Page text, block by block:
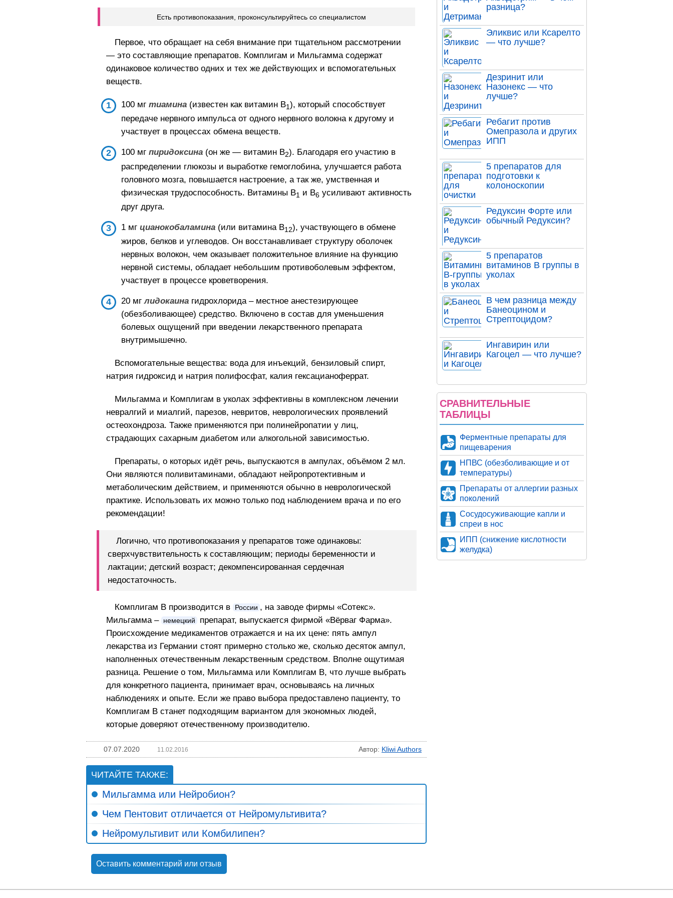
Есть противопоказания, проконсультируйтесь со специалистом
Первое, что обращает на себя внимание при тщательном рассмотрении
— это составляющие препаратов. Комплигам и Мильгамма содержат
одинаковое количество одних и тех же действующих и вспомогательных
веществ.
100 мг тиамина (известен как витамин В1), который способствует
передаче нервного импульса от одного нервного волокна к другому и
участвует в процессах обмена веществ.
100 мг пиридоксина (он же — витамин В2). Благодаря его участию в
распределении глюкозы и выработке гемоглобина, улучшается работа
головного мозга, повышается настроение, а так же, умственная и
физическая трудоспособность. Витамины В1 и В6 усиливают активность
друг друга.
1 мг цианокобаламина (или витамина В12), участвующего в обмене
жиров, белков и углеводов. Он восстанавливает структуру оболочек
нервных волокон, чем оказывает положительное влияние на функцию
нервной системы, обладает небольшим противоболевым эффектом,
участвует в процессе кроветворения.
20 мглидокаина гидрохлорида – местное анестезирующее
(обезболивающее) средство. Включено в состав для уменьшения
болевых ощущений при введении лекарственного препарата
внутримышечно.
Вспомогательные вещества: вода для инъекций, бензиловый спирт,
натрия гидроксид и натрия полифосфат, калия гексацианоферрат.
Мильгамма и Комплигам в уколах эффективны в комплексном лечении
невралгий и миалгий, парезов, невритов, неврологических проявлений
остеохондроза. Также применяются при полинейропатии у лиц,
страдающих сахарным диабетом или алкогольной зависимостью.
Препараты, о которых идёт речь, выпускаются в ампулах, объёмом 2 мл.
Они являются поливитаминами, обладают нейропротективным и
метаболическим действием, и применяются обычно в неврологической
практике. Использовать их можно только под наблюдением врача и по его
рекомендации!
Логично, что противопоказания у препаратов тоже одинаковы:
сверхчувствительность к составляющим; периоды беременности и
лактации; детский возраст; декомпенсированная сердечная
недостаточность.
Комплигам В производится в России , на заводе фирмы «Сотекс».
Мильгамма – немецкий
препарат, выпускается фирмой «Вёрваг Фарма».
Происхождение медикаментов отражается и на их цене: пять ампул
лекарства из Германии стоят примерно столько же, сколько десяток ампул,
наполненных отечественным лекарственным средством. Вполне ощутимая
разница. Решение о том, Мильгамма или Комплигам В, что лучше выбрать
для конкретного пациента, принимает врач, основываясь на личных
наблюдениях и опыте. Если же право выбора предоставлено пациенту, то
Комплигам В станет подходящим вариантом для экономных людей,
которые доверяют отечественному производителю.
07.07.2020 11.02.2016 Автор: Kliwi Authors
ЧИТАЙТЕ ТАКЖЕ:
Мильгамма или Нейробион?
Чем Пентовит отличается от Нейромультивита?
Нейромультивит или Комбилипен?
Оставить комментарий или отзыв
разница?
Эликвис или Ксарелто
— что лучше?
Дезринит или
Назонекс — что
лучше?
Ребагит против
Омепразола и других
ИПП
5 препаратов для
подготовки к
колоноскопии
Редуксин Форте или
обычный Редуксин?
5 препаратов
витаминов В группы в
уколах
В чем разница между
Банеоцином и
Стрептоцидом?
Ингавирин или
Кагоцел — что лучше?
СРАВНИТЕЛЬНЫЕ
ТАБЛИЦЫ
Ферментные препараты для
пищеварения
НПВС (обезболивающие и от
температуры)
Препараты от аллергии разных
поколений
Сосудосуживающие капли и
спреи в нос
ИПП (снижение кислотности
желудка)